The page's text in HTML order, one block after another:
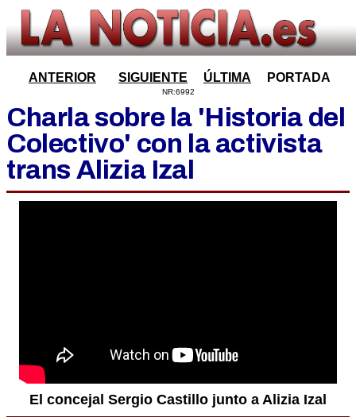
ANTERIOR SIGUIENTE ÚLTIMA PORTADA
NR:6992
Charla sobre la 'Historia del
Colectivo' con la activista
trans Alizia Izal
El concejal Sergio Castillo junto a Alizia Izal